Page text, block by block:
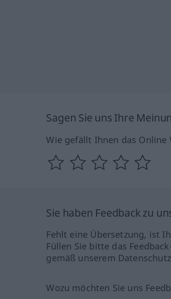
Sagen Sie uns Ihre
Wie gefällt Ihnen das Online
Sie haben Feedback zu
Fehlt eine Übersetzung, ist
Füllen Sie bitte das
gemäß unserem
Wozu möchten Sie uns